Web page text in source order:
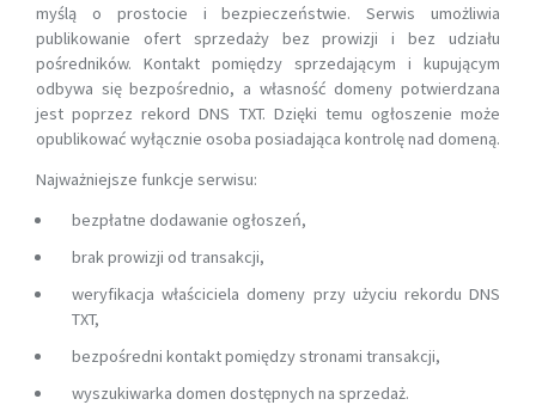
myślą o prostocie i bezpieczeństwie. Serwis umożliwia
publikowanie ofert sprzedaży bez prowizji i bez udziału
pośredników. Kontakt pomiędzy sprzedającym i kupującym
odbywa się bezpośrednio, a własność domeny potwierdzana
jest poprzez rekord DNS TXT. Dzięki temu ogłoszenie może
opublikować wyłącznie osoba posiadająca kontrolę nad domeną.
Najważniejsze funkcje serwisu:
bezpłatne dodawanie ogłoszeń,
brak prowizji od transakcji,
weryfikacja właściciela domeny przy użyciu rekordu DNS
TXT,
bezpośredni kontakt pomiędzy stronami transakcji,
wyszukiwarka domen dostępnych na sprzedaż.